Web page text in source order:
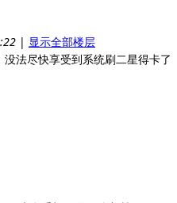
| 显示全部楼层
法尽快享受到系统刷二星得卡了